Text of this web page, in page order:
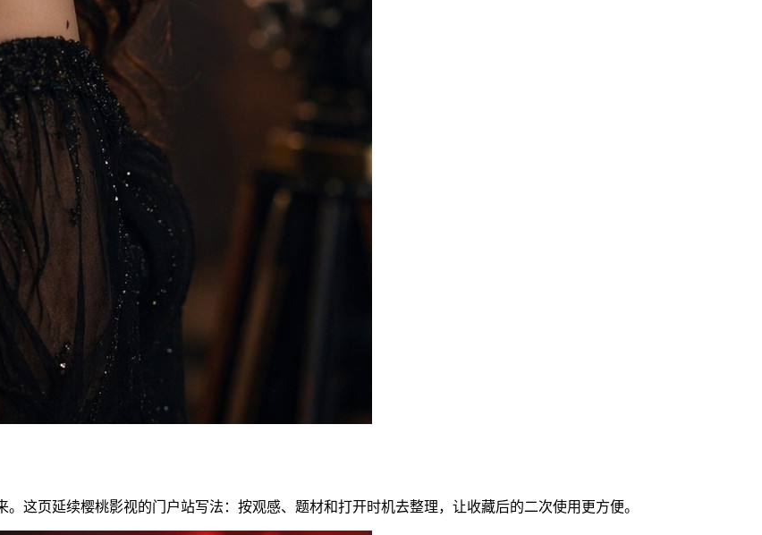
这页延续樱桃影视的门户站写法：按观感、题材和打开时机去整理，让收藏后的二次使用更方便。